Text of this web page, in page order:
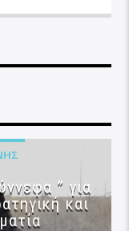
” για
και